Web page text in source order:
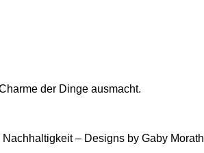
der Dinge ausmacht.
– Designs by Gaby Morath